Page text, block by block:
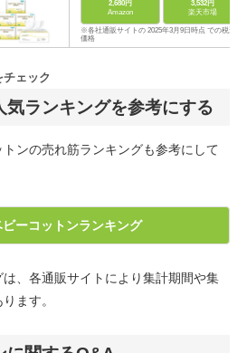
2,680円
Amazon
3,532円
楽天市場
※各社通販サイトの 2025年3月9日時点 での税込
価格
気ランキングを参考にする
ェック
ンの売れ筋ランキングも参考にして
ーコットンランキング
、各通販サイトにより集計期間や集
ます。